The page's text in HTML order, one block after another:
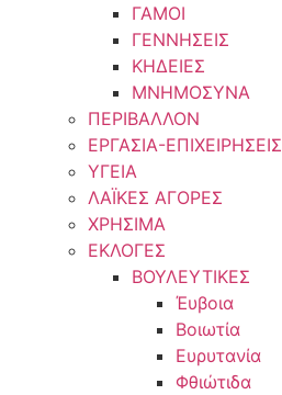
ΓΑΜΟΙ
ΓΕΝΝΗΣΕΙΣ
ΚΗΔΕΙΕΣ
ΜΝΗΜΟΣΥΝΑ
ΠΕΡΙΒΑΛΛΟΝ
ΕΡΓΑΣΙΑ-ΕΠΙΧΕΙΡΗΣΕΙΣ
ΥΓΕΙΑ
ΛΑΪΚΕΣ ΑΓΟΡΕΣ
ΧΡΗΣΙΜΑ
ΕΚΛΟΓΕΣ
ΒΟΥΛΕΥΤΙΚΕΣ
Έυβοια
Βοιωτία
Ευρυτανία
Φθιώτιδα